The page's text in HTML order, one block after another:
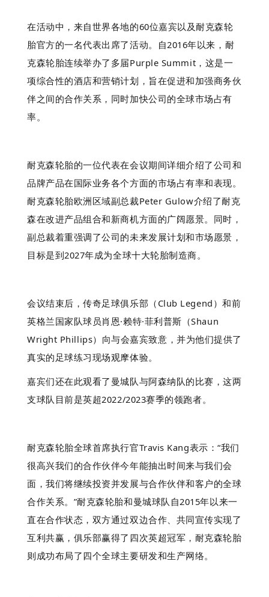
在活动中，来自世界各地的60位嘉宾以及耐克森轮
胎官方的一名代表出席了活动。自2016年以来，耐
克森轮胎连续举办了多届Purple Summit，这是一
项综合性的酒店和营销计划，旨在促进和加强商务伙
伴之间的合作关系，同时加快公司的全球市场占有
率。
耐克森轮胎的一位代表在会议期间详细介绍了公司和
品牌产品在国际业务各个方面的市场占有率和表现。
耐克森轮胎欧洲区域副总裁Peter Gulow介绍了耐克
森在改进产品组合和新商机方面的广阔愿景。同时，
副总裁着重强调了公司的未来发展计划和市场愿景，
目标是到2027年成为全球十大轮胎制造商。
会议结束后，传奇足球俱乐部（Club Legend）和前
英格兰国家队球员肖恩·赖特·菲利普斯（Shaun
Wright Phillips）向与会嘉宾致意，并为他们提供了
真实的足球练习现场观摩体验。
嘉宾们还在此观看了曼城队与阿森纳队的比赛，这两
支球队目前是英超2022/2023赛季的领跑者。
耐克森轮胎全球首席执行官Travis Kang表示：“我们
很高兴我们的合作伙伴今年能抽出时间来与我们会
面，我们将继续投资并发展与合作伙伴和客户的全球
合作关系。”耐克森轮胎和曼城球队自2015年以来一
直在合作状态，双方通过双边合作、共同宣传实现了
互利共赢，俱乐部赢得了四次英超冠军，耐克森轮胎
则成功布局了四个全球主要研发和生产网络。